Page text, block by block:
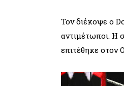
Τον διέκοψε ο
αντιμέτωποι. Η
επιτέθηκε στον